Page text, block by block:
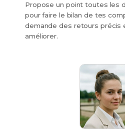
Propose un point toutes les
pour faire le bilan de tes
demande des retours précis
améliorer.